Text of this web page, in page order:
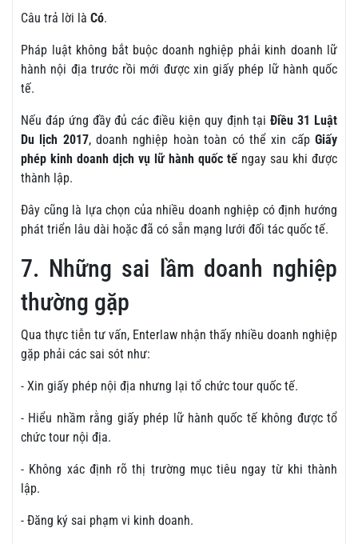
Câu trả lời là Có.
Pháp luật không bắt buộc doanh nghiệp phải kinh doanh lữ
hành nội địa trước rồi mới được xin giấy phép lữ hành quốc
tế.
Nếu đáp ứng đầy đủ các điều kiện quy định tạiĐiều 31 Luật
Du lịch 2017, doanh nghiệp hoàn toàn có thể xin cấpGiấy
phép kinh doanh dịch vụ lữ hành quốc tếngay sau khi được
thành lập.
Đây cũng là lựa chọn của nhiều doanh nghiệp có định hướng
phát triển lâu dài hoặc đã có sẵn mạng lưới đối tác quốc tế.
7. Những sai lầm doanh nghiệp
thường gặp
Qua thực tiễn tư vấn, Enterlaw nhận thấy nhiều doanh nghiệp
gặp phải các sai sót như:
- Xin giấy phép nội địa nhưng lại tổ chức tour quốc tế.
- Hiểu nhầm rằng giấy phép lữ hành quốc tế không được tổ
chức tour nội địa.
- Không xác định rõ thị trường mục tiêu ngay từ khi thành
lập.
- Đăng ký sai phạm vi kinh doanh.